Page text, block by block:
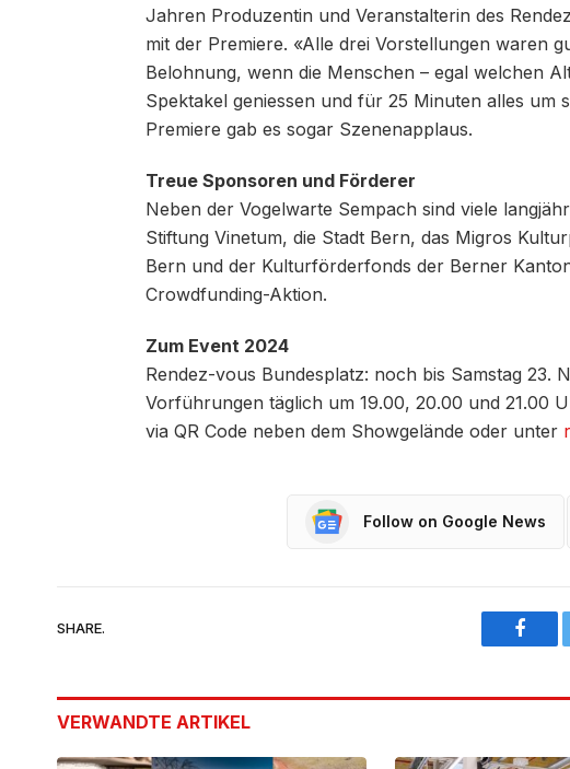
Jahren Produzentin und Veranstalterin des
mit der Premiere. «Alle drei Vorstellungen waren
Belohnung, wenn die Menschen – egal welchen
Spektakel geniessen und für 25 Minuten alles um
Premiere gab es sogar Szenenapplaus.
Treue Sponsoren und Förderer
Neben der Vogelwarte Sempach sind viele
Stiftung Vinetum, die Stadt Bern, das Migros
Bern und der Kulturförderfonds der Berner
Crowdfunding-Aktion.
Zum Event 2024
Rendez-vous Bundesplatz: noch bis Samstag 23.
Vorführungen täglich um 19.00, 20.00 und 21.00
via QR Code neben dem Showgelände oder unter
Follow on Google News
SHARE.
VERWANDTE ARTIKEL